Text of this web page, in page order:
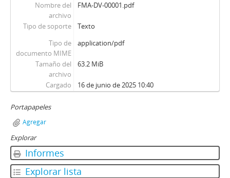
Nombre del
archivo
FMA-DV-00001.pdf
Tipo de soporte
Texto
Tipo de
documento MIME
application/pdf
Tamaño del
archivo
63.2 MiB
Cargado 16 de junio de 2025 10:40
Portapapeles
Agregar
Explorar
Informes
Explorar lista